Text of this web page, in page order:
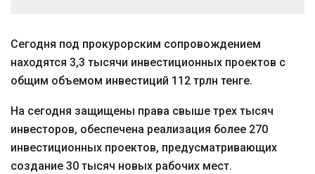
Сегодня под прокурорским сопровождением
находятся 3,3 тысячи инвестиционных проектов с
общим объемом инвестиций 112 трлн тенге.
На сегодня защищены права свыше трех тысяч
инвесторов, обеспечена реализация более 270
инвестиционных проектов, предусматривающих
создание 30 тысяч новых рабочих мест.